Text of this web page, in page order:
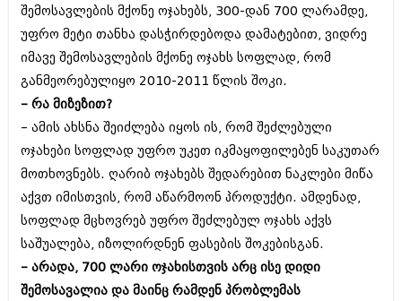
შემოსავლების მქონე ოჯახებს, 300-დან 700 ლარამდე,
უფრო მეტი თანხა დასჭირდებოდა დამატებით, ვიდრე
იმავე შემოსავლების მქონე ოჯახს სოფლად, რომ
განმეორებულიყო 2010-2011 წლის შოკი.
– რა მიზეზით?
– ამის ახსნა შეიძლება იყოს ის, რომ შეძლებული
ოჯახები სოფლად უფრო უკეთ იკმაყოფილებენ საკუთარ
მოთხოვნებს. ღარიბ ოჯახებს შედარებით ნაკლები მიწა
აქვთ იმისთვის, რომ აწარმოონ პროდუქტი. ამდენად,
სოფლად მცხოვრებ უფრო შეძლებულ ოჯახს აქვს
საშუალება, იზოლირდნენ ფასების შოკებისგან.
– არადა, 700 ლარი ოჯახისთვის არც ისე დიდი
შემოსავალია და მაინც რამდენ პრობლემას